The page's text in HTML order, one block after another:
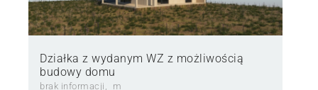
Działka z wydanym WZ z możliwością
budowy domu
brak informacji m